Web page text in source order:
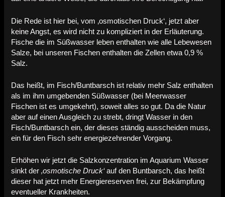
Die Rede ist hier bei, vom ‚osmotischen Druck‘, jetzt aber
keine Angst, es wird nicht zu kompliziert in der Erläuterung.
Fische die im Süßwasser leben enthalten wie alle Lebewesen
Salze, bei unseren Fischen enthalten die Zellen etwa 0,9 %
Salz.
Das heißt, im Fisch/Buntbarsch ist relativ mehr Salz enthalten
als im ihm umgebenden Süßwasser (bei Meerwasser
Fischen ist es umgekehrt), soweit alles so gut. Da die Natur
aber auf einen Ausgleich zu strebt, dringt Wasser in den
Fisch/Buntbarsch ein, der dieses ständig ausscheiden muss,
ein für den Fisch sehr energiezehrender Vorgang.
Erhöhen wir jetzt die Salzkonzentration im Aquarium Wasser
sinkt der‚osmotische Druck‘auf den Buntbarsch, das heißt
dieser hat jetzt mehr Energiereserven frei, zur Bekämpfung
eventueller Krankheiten.